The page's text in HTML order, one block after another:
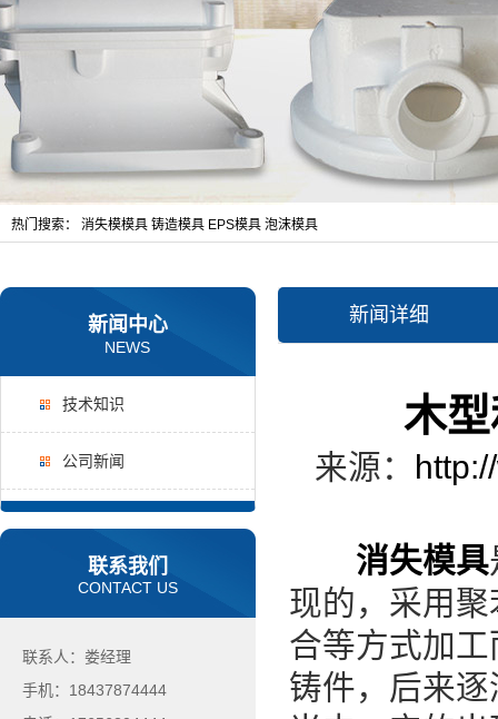
热门搜索： 消失模模具 铸造模具 EPS模具 泡沫模具
新闻中心
NEWS
技术知识
公司新闻
联系我们
CONTACT US
联系人：娄经理
手机：18437874444
新闻详细
木
来源：
消失模具
现的，采用
合等方式加
铸件，后来